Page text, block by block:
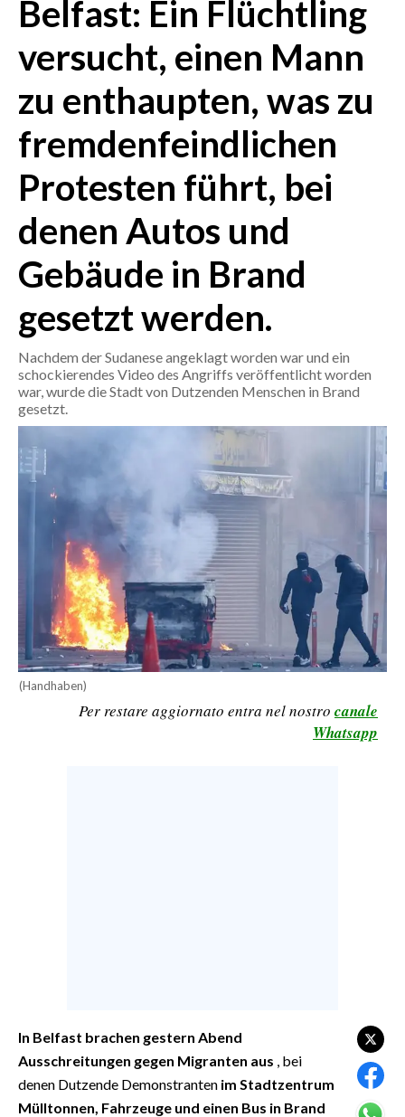
ITALIA
MONDO
POLITICA
ECONOMIA
SERVIZI ALLE IMPRESE
BANDI
SPORT IN SARDEGNA
SPORT
RISULTATI E CLASSIFICHE
CALCIO
CALCIO REGIONALE
BASKET
ALTRI SPORT
CULTURA
SPETTACOLI
INFO AZIENDE
ABBONATI
ANNUNCI
Belfast: Ein Flüchtling
versucht, einen Mann
zu enthaupten, was zu
fremdenfeindlichen
Protesten führt, bei
denen Autos und
Gebäude in Brand
gesetzt werden.
Nachdem der Sudanese angeklagt worden war und ein
schockierendes Video des Angriffs veröffentlicht worden
war, wurde die Stadt von Dutzenden Menschen in Brand
gesetzt.
(Handhaben)
Per restare aggiornato entra nel nostro canale
Whatsapp
In Belfast brachen gestern Abend
Ausschreitungen gegen Migranten aus , bei
denen Dutzende Demonstranten im Stadtzentrum
Mülltonnen, Fahrzeuge und einen Bus in Brand